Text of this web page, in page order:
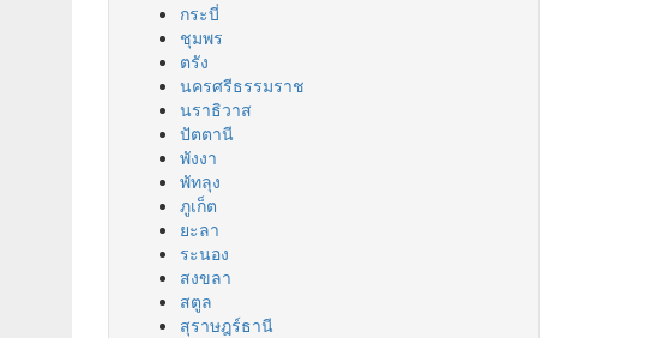
กระบี่
ชุมพร
ตรัง
นครศรีธรรมราช
นราธิวาส
ปัตตานี
พังงา
พัทลุง
ภูเก็ต
ยะลา
ระนอง
สงขลา
สตูล
สุราษฎร์ธานี